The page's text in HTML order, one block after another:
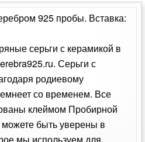
925 пробы. Вставка:
серьги с керамикой в
Серьги с
родиевому
со временем. Все
клеймом Пробирной
быть уверены в